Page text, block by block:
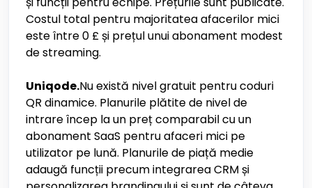
Costul total pentru majoritatea afacerilor mici
este între 0 £ și prețul unui abonament modest
de streaming.
Uniqode.Nu există nivel gratuit pentru coduri
QR dinamice. Planurile plătite de nivel de
intrare încep la un preț comparabil cu un
abonament SaaS pentru afaceri mici pe
utilizator pe lună. Planurile de piață medie
adaugă funcții precum integrarea CRM și